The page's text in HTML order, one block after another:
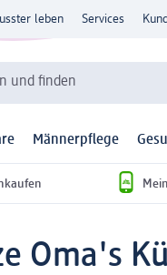
leben Services
und finden
Männerpflege
Oma's